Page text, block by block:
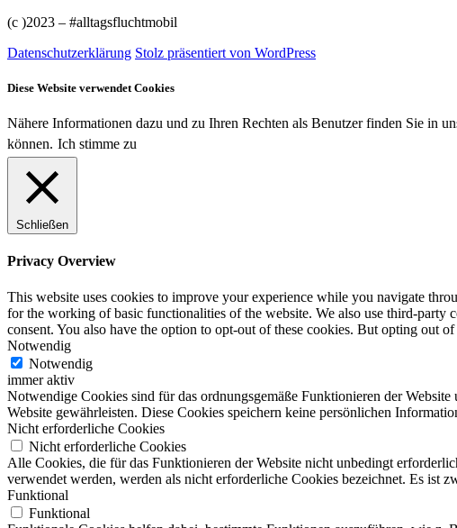
(c )2023 – #alltagsfluchtmobil
Datenschutzerklärung Stolz präsentiert von WordPress
Diese Website verwendet Cookies
Nähere Informationen dazu und zu Ihren Rechten als Benutzer finden Sie in
können. Ich stimme zu
Schließen
Privacy Overview
This website uses cookies to improve your experience while you navigate
for the working of basic functionalities of the website. We also use third-
consent. You also have the option to opt-out of these cookies. But opting out
Notwendig
Notwendig
immer aktiv
Notwendige Cookies sind für das ordnungsgemäße Funktionieren der
Website gewährleisten. Diese Cookies speichern keine persönlichen
Nicht erforderliche Cookies
Nicht erforderliche Cookies
Alle Cookies, die für das Funktionieren der Website nicht unbedingt
verwendet werden, werden als nicht erforderliche Cookies bezeichnet. Es ist
Funktional
Funktional